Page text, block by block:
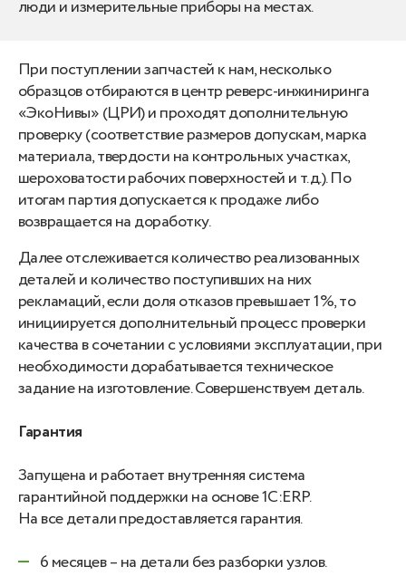
люди и измерительные приборы на местах.
При поступлении запчастей к нам, несколько
образцов отбираются в центр реверс-инжиниринга
«ЭкоНивы» (ЦРИ) и проходят дополнительную
проверку (соответствие размеров допускам, марка
материала, твердости на контрольных участках,
шероховатости рабочих поверхностей и т.д.). По
итогам партия допускается к продаже либо
возвращается на доработку.
Далее отслеживается количество реализованных
деталей и количество поступивших на них
рекламаций, если доля отказов превышает 1%, то
инициируется дополнительный процесс проверки
качества в сочетании с условиями эксплуатации, при
необходимости дорабатывается техническое
задание на изготовление. Совершенствуем деталь.
Гарантия
Запущена и работает внутренняя система
гарантийной поддержки на основе 1С:ERP.
На все детали предоставляется гарантия.
6 месяцев – на детали без разборки узлов.